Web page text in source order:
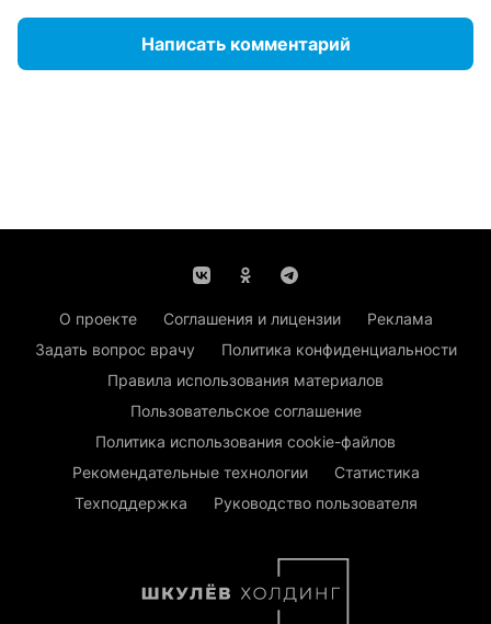
Написать комментарий
О проекте Соглашения и лицензии
Реклама
Задать вопрос врачу
Политика конфиденциальности
Правила использования материалов
Пользовательское соглашение
Политика использования cookie-файлов
Рекомендательные технологии
Статистика
Техподдержка
Руководство пользователя